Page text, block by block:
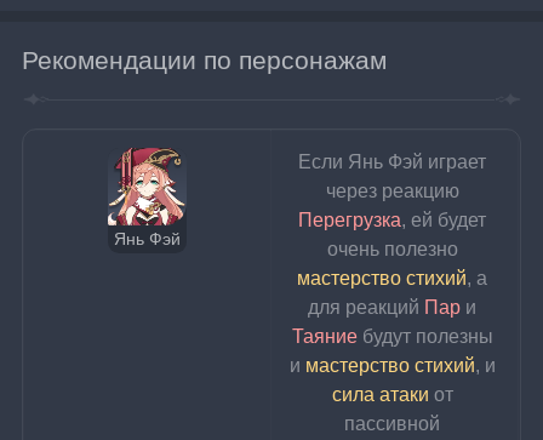
Рекомендации по персонажам
Янь Фэй
Если Янь Фэй играет
через реакцию
Перегрузка, ей будет
очень полезно
мастерство стихий, а
для реакций Пар и
Таяние будут полезны
и мастерство стихий, и
сила атаки от
пассивной